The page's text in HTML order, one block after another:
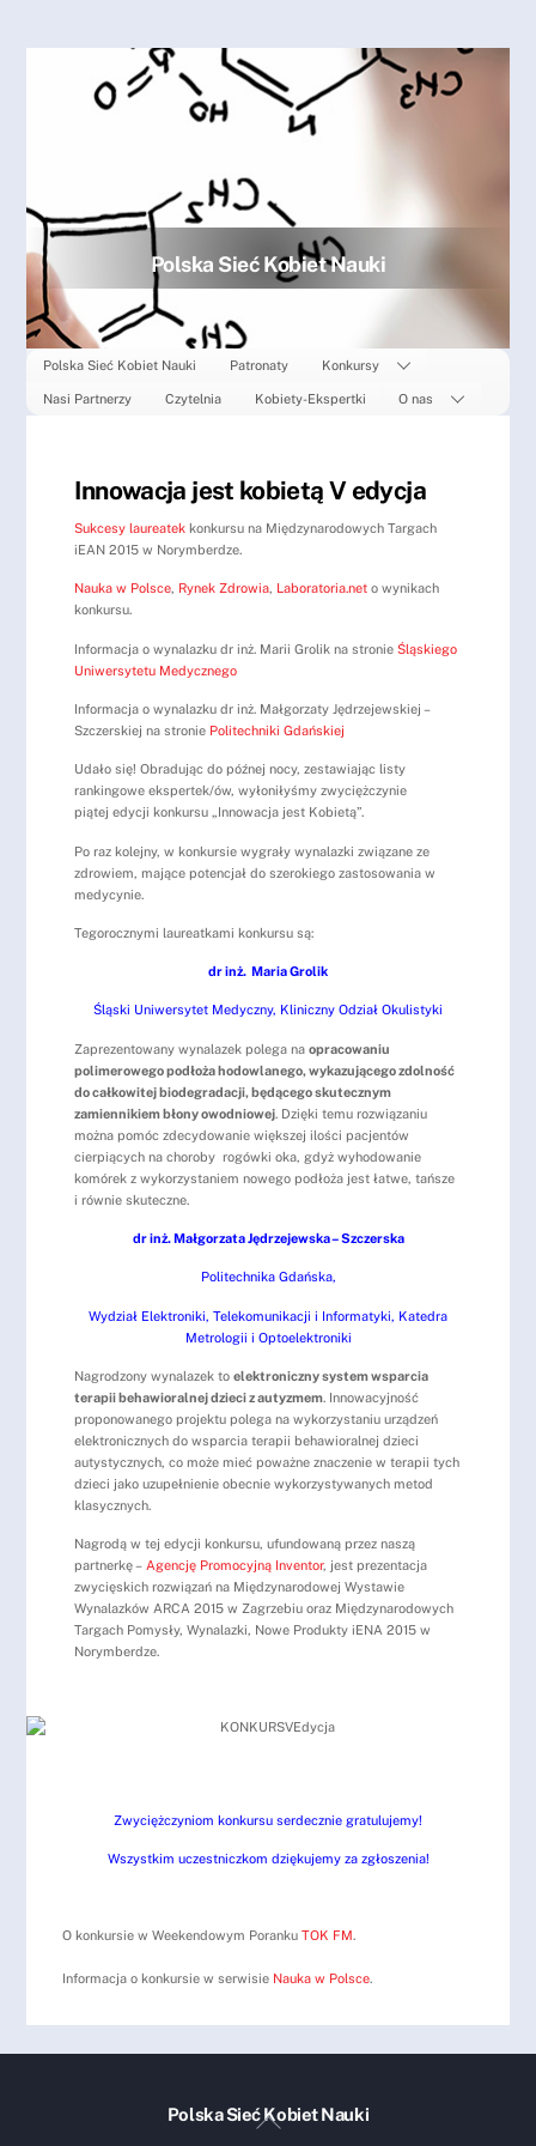
content
Polska Sieć Kobiet Nauki
Polska Sieć Kobiet Nauki Patronaty Konkursy
Nasi Partnerzy Czytelnia Kobiety-Ekspertki O nas
Innowacja jest kobietą V edycja
Sukcesy laureatek konkursu na Międzynarodowych Targach
iEAN 2015 w Norymberdze.
Nauka w Polsce, Rynek Zdrowia, Laboratoria.net o wynikach
konkursu.
Informacja o wynalazku dr inż. Marii Grolik na stronieŚląskiego
Uniwersytetu Medycznego
Informacja o wynalazku dr inż. Małgorzaty Jędrzejewskiej –
Szczerskiej na stronie Politechniki Gdańskiej
Udało się! Obradując do późnej nocy, zestawiając listy
rankingowe ekspertek/ów, wyłoniłyśmy zwyciężczynie
piątej edycji konkursu „Innowacja jest Kobietą”.
Po raz kolejny, w konkursie wygrały wynalazki związane ze
zdrowiem, mające potencjał do szerokiego zastosowania w
medycynie.
Tegorocznymi laureatkami konkursu są:
dr inż. Maria Grolik
Śląski Uniwersytet Medyczny, Kliniczny Odział Okulistyki
Zaprezentowany wynalazek polega naopracowaniu
polimerowego podłoża hodowlanego, wykazującego zdolność
do całkowitej biodegradacji, będącego skutecznym
zamiennikiem błony owodniowej. Dzięki temu rozwiązaniu
można pomóc zdecydowanie większej ilości pacjentów
cierpiących na choroby rogówki oka, gdyż wyhodowanie
komórek z wykorzystaniem nowego podłoża jest łatwe, tańsze
i równie skuteczne.
dr inż. Małgorzata Jędrzejewska – Szczerska
Politechnika Gdańska,
Wydział Elektroniki, Telekomunikacji i Informatyki, Katedra
Metrologii i Optoelektroniki
Nagrodzony wynalazek toelektroniczny system wsparcia
terapii behawioralnej dzieci z autyzmem. Innowacyjność
proponowanego projektu polega na wykorzystaniu urządzeń
elektronicznych do wsparcia terapii behawioralnej dzieci
autystycznych, co może mieć poważne znaczenie w terapii tych
dzieci jako uzupełnienie obecnie wykorzystywanych metod
klasycznych.
Nagrodą w tej edycji konkursu, ufundowaną przez naszą
partnerkę – Agencję Promocyjną Inventor, jest prezentacja
zwycięskich rozwiązań na Międzynarodowej Wystawie
Wynalazków ARCA 2015 w Zagrzebiu oraz Międzynarodowych
Targach Pomysły, Wynalazki, Nowe Produkty iENA 2015 w
Norymberdze.
Zwyciężczyniom konkursu serdecznie gratulujemy!
Wszystkim uczestniczkom dziękujemy za zgłoszenia!
O konkursie w Weekendowym PorankuTOK FM .
Informacja o konkursie w serwisie Nauka w Polsce.
Back
To
Polska Sieć Kobiet Nauki